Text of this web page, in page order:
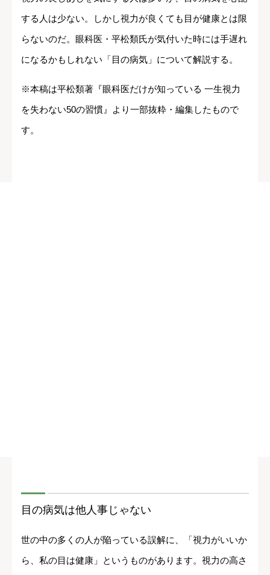
する人は少ない。しかし視力が良くても目が健康とは限
らないのだ。眼科医・平松類氏が気付いた時には手遅れ
になるかもしれない「目の病気」について解説する。
※本稿は平松類著『眼科医だけが知っている 一生視力
を失わない50の習慣』より一部抜粋・編集したもので
す。
目の病気は他人事じゃない
世の中の多くの人が陥っている誤解に、「視力がいいか
ら、私の目は健康」というものがあります。視力の高さ